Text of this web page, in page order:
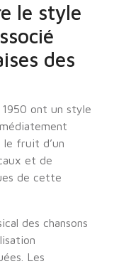
le style
des
1950 ont un style
le fruit d’un
et de
de cette
des chansons
Les